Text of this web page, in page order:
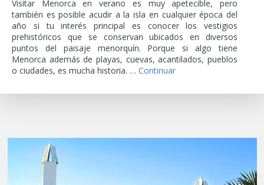
Visitar Menorca en verano es muy apetecible, pero
también es posible acudir a la isla en cualquier época del
año si tu interés principal es conocer los vestigios
prehistóricos que se conservan ubicados en diversos
puntos del paisaje menorquín. Porque si algo tiene
Menorca además de playas, cuevas, acantilados, pueblos
o ciudades, es mucha historia. … Continuar